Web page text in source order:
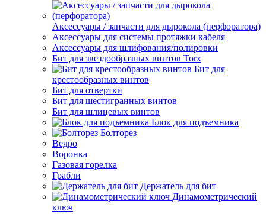
Аксессуары / запчасти для дырокола (перфоратора)
Аксессуары для системы протяжки кабеля
Аксессуары для шлифования/полировки
Бит для звездообразных винтов Torx
Бит для
крестообразных винтов
Бит для отвертки
Бит для шестигранных винтов
Бит для шлицевых винтов
Блок для подъемника
Болторез
Ведро
Воронка
Газовая горелка
Грабли
Держатель для бит
Динамометрический
ключ